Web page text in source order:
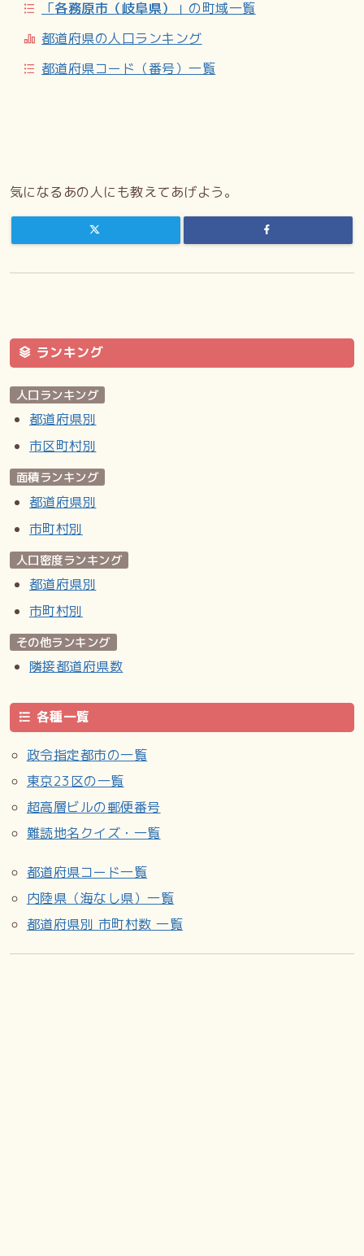
2024年（令和6年）10月1日現在の世帯数と人口は以下の通
わせて記述する。尚、鵜沼の世帯・人口は2世帯3人である
（2020年10月時点）。
工業・川崎重工業航空宇宙システムカンパニー岐阜工場（一
部）／ムトー精工／岩戸工業／神明神社
参考文献
「角川日本地名大辞典」編纂委員会 編『角川日本地名大辞典
21 岐阜県』角川書店、1980年。ISBN 4-04-001210-0。
／各務原市歴史民俗資料館 編『各務原市の地名（各務原市資
料調査報告書第十四号）』各務原市歴史民俗資料館、1991
年。
「各務原市（岐阜県）
」の町域一覧
都道府県の人口ランキング
都道府県コード（番号）一覧
気になるあの人にも教えてあげよう。
ランキング
人口ランキング
都道府県別
市区町村別
面積ランキング
都道府県別
市町村別
人口密度ランキング
都道府県別
市町村別
その他ランキング
隣接都道府県数
各種一覧
政令指定都市の一覧
東京23区の一覧
超高層ビルの郵便番号
難読地名クイズ・一覧
都道府県コード一覧
内陸県（海なし県）一覧
都道府県別 市町村数 一覧